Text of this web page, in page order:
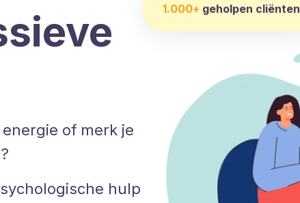
of merk je
hulp
1.000+ geholpen cliënten